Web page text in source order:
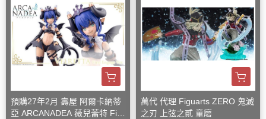
預購27年2月 壽屋 阿爾卡納蒂
亞 ARCANADEA 薇兒蕾特 Firs
萬代 代理 Figuarts ZERO 鬼滅
之刃 上弦之貳 童磨